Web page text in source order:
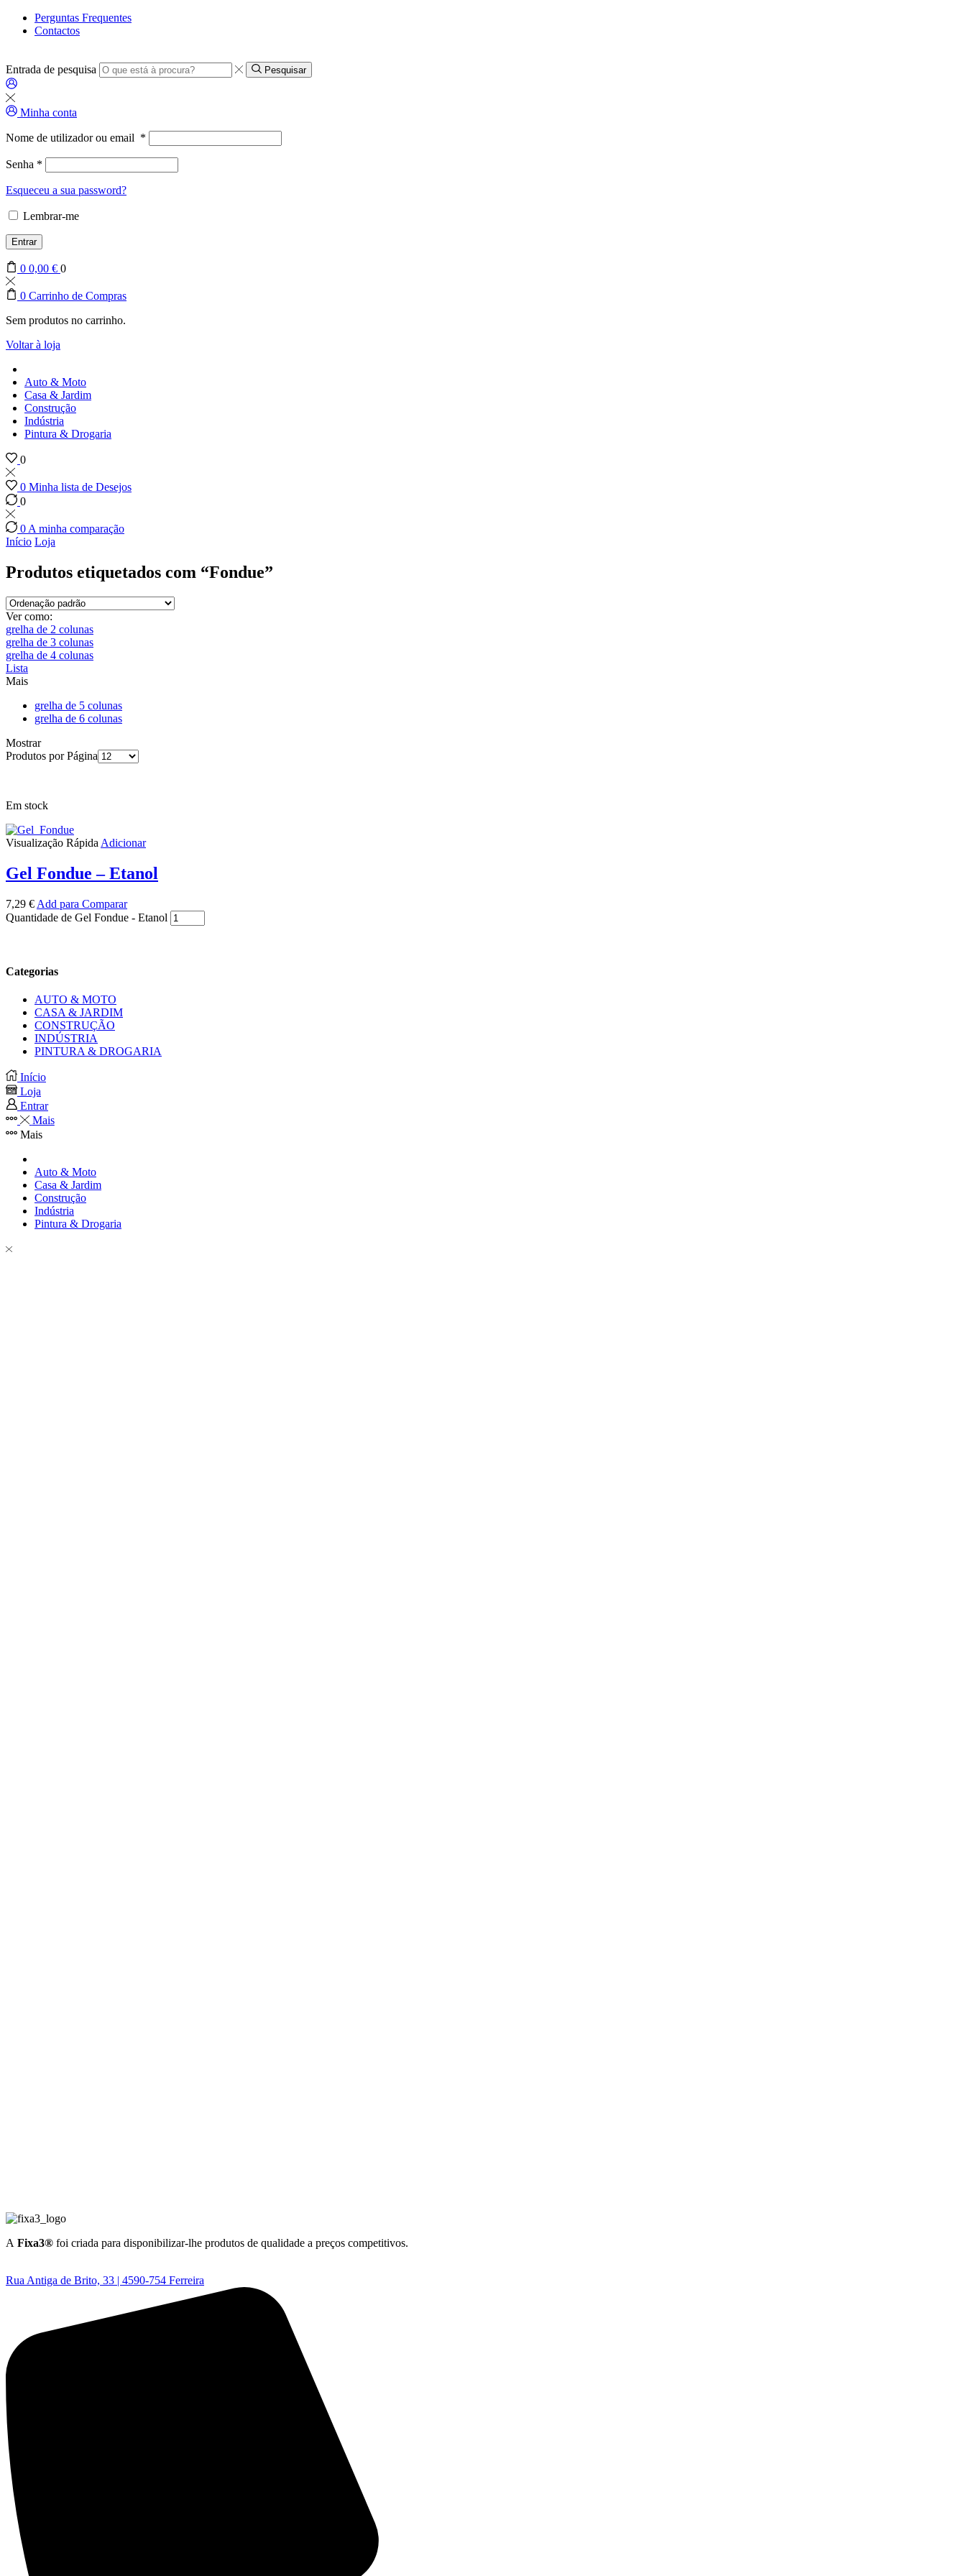
Perguntas Frequentes
Contactos
Entrada de pesquisa Pesquisar
Minha conta
Nome de utilizador ou email *
Senha *
Esqueceu a sua password?
Lembrar-me
Entrar
0 0,00 € 0
0 Carrinho de Compras
Sem produtos no carrinho.
Voltar à loja
Auto & Moto
Casa & Jardim
Construção
Indústria
Pintura & Drogaria
0
0 Minha lista de Desejos
0
0 A minha comparação
Início Loja
Produtos etiquetados com “Fondue”
Ver como:
grelha de 2 colunas
grelha de 3 colunas
grelha de 4 colunas
Lista
Mais
grelha de 5 colunas
grelha de 6 colunas
Mostrar
Produtos por Página
Em stock
Visualização Rápida Adicionar
Gel Fondue – Etanol
7,29 € Add para Comparar
Quantidade de Gel Fondue - Etanol
Categorias
AUTO & MOTO
CASA & JARDIM
CONSTRUÇÃO
INDÚSTRIA
PINTURA & DROGARIA
Início
Loja
Entrar
Mais
Mais
Auto & Moto
Casa & Jardim
Construção
Indústria
Pintura & Drogaria
A Fixa3® foi criada para disponibilizar-lhe produtos de qualidade a preços competitivos.
Rua Antiga de Brito, 33 | 4590-754 Ferreira